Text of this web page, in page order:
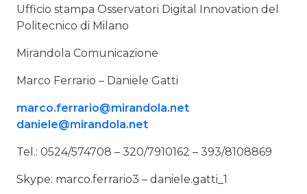
Ufficio stampa Osservatori Digital Innovation del
Politecnico di Milano
Mirandola Comunicazione
Marco Ferrario – Daniele Gatti
marco.ferrario@mirandola.net
daniele@mirandola.net
Tel.: 0524/574708 – 320/7910162 – 393/8108869
Skype: marco.ferrario3 – daniele.gatti_1